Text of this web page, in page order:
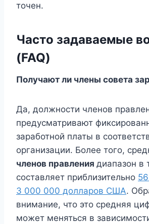
точен.
Часто задаваемые
(FAQ)
Получают ли члены совета
Да, должности членов
предусматривают
заработной платы в
организации. Более того,
членов правления диапазон в
составляет приблизительно
3 000 000 долларов США.
внимание, что это средняя
может меняться в